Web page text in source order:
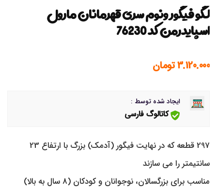
لگو فیگور ونوم سری قهرمانان مارول
اسپایدرمن کد 76230
3.120.000تومان
ایجاد شده توسط :
کاتالوگ فارسی
297 قطعه که در نهایت فیگور (آدمک) بزرگ با ارتفاع 23
سانتیمتر را می سازند
مناسب برای بزرگسالان، نوجوانان و کودکان (8 سال به بالا)